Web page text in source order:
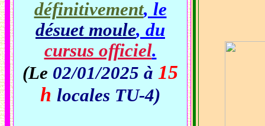
définitivement, le
désuet moule, du
cursus officiel.
(Le 02/01/2025 à 15
h locales TU-4)